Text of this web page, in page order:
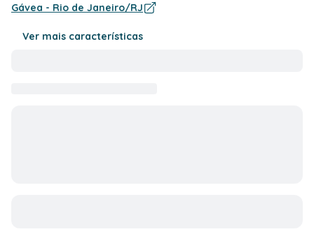
Gávea - Rio de Janeiro/RJ
Ver mais características